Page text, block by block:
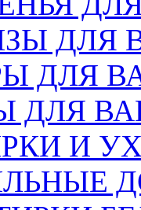
ДЛЯ
ДЛЯ
ДЛЯ
И